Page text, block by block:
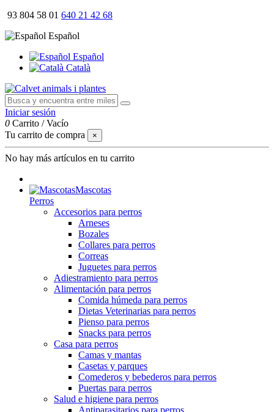
93 804 58 01 640 21 42 68
Español
Español
Català
Iniciar sesión
0 Carrito /Vacío
Tu carrito de compra
×
No hay más artículos en tu carrito
Mascotas
Perros
Accesorios para perros
Arneses
Bozales
Collares para perros
Correas
Juguetes para perros
Adiestramiento para perros
Alimentación para perros
Comida húmeda para perros
Dietas Veterinarias para perros
Pienso para perros
Snacks para perros
Casa para perros
Camas y mantas
Casetas y parques
Comederos y bebederos para perros
Puertas para perros
Salud e higiene para perros
Antiparasitarios para perros